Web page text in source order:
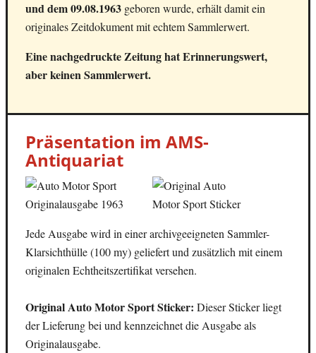
und dem 09.08.1963 geboren wurde, erhält damit ein
originales Zeitdokument mit echtem Sammlerwert.
Eine nachgedruckte Zeitung hat Erinnerungswert,
aber keinen Sammlerwert.
Präsentation im AMS-
Antiquariat
Jede Ausgabe wird in einer archivgeeigneten Sammler-
Klarsichthülle (100 my) geliefert und zusätzlich mit einem
originalen Echtheitszertifikat versehen.
Original Auto Motor Sport Sticker: Dieser Sticker liegt
der Lieferung bei und kennzeichnet die Ausgabe als
Originalausgabe.